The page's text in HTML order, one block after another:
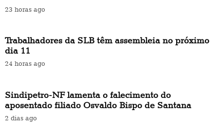
23 horas ago
Trabalhadores da SLB têm assembleia no próximo
dia 11
24 horas ago
Sindipetro-NF lamenta o falecimento do
aposentado filiado Osvaldo Bispo de Santana
2 dias ago